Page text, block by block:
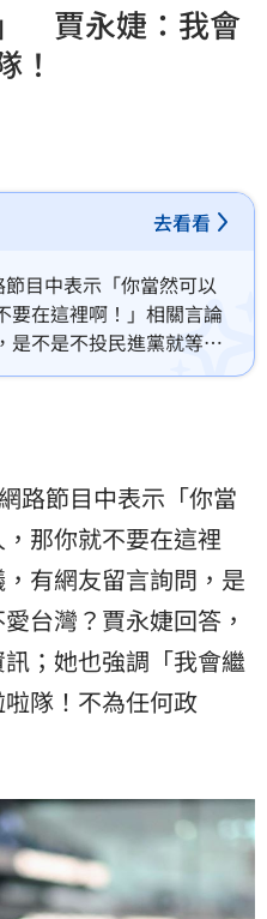
賈永婕：我會
！
去看看
目中表示「你當然可以
要在這裡啊！」相關言論
是不是不投民進黨就等於
不是、那是不實的資訊；
路節目中表示「你當
那你就不要在這裡
有網友留言詢問，是
台灣？賈永婕回答，
；她也強調「我會繼
隊！不為任何政